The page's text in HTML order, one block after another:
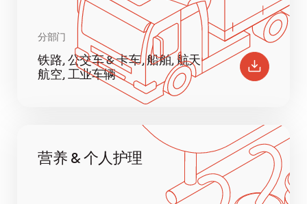
分部门
铁路, 公交车 & 卡车, 船舶, 航天
航空, 工业车辆
营养 & 个人护理